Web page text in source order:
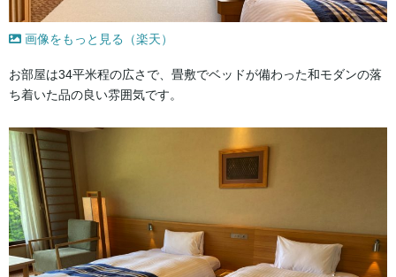
画像をもっと見る（楽天）
お部屋は34平米程の広さで、畳敷でベッドが備わった和モダンの落
ち着いた品の良い雰囲気です。